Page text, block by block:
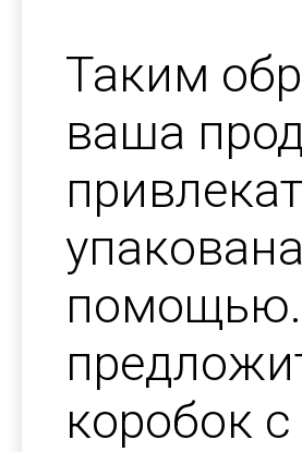
Таким
ваша
помощью.
коробок